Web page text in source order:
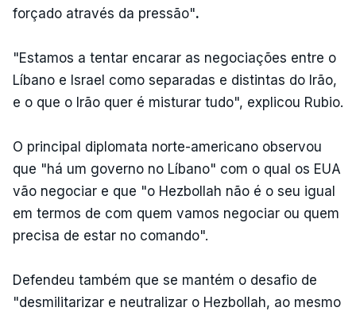
forçado através da pressão".
"Estamos a tentar encarar as negociações entre o
Líbano e Israel como separadas e distintas do Irão,
e o que o Irão quer é misturar tudo", explicou Rubio.
O principal diplomata norte-americano observou
que "há um governo no Líbano" com o qual os EUA
vão negociar e que "o Hezbollah não é o seu igual
em termos de com quem vamos negociar ou quem
precisa de estar no comando".
Defendeu também que se mantém o desafio de
"desmilitarizar e neutralizar o Hezbollah, ao mesmo